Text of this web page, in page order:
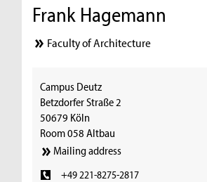
Frank Hagemann
Faculty of Architecture
Campus Deutz
Betzdorfer Straße 2
50679 Köln
Room 058 Altbau
Mailing address
+49 221-8275-2817